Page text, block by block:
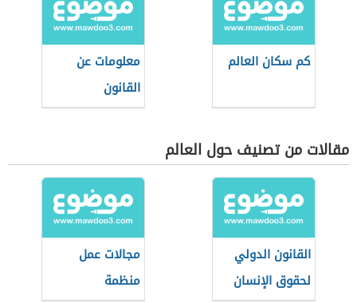
كم سكان العالم
معلومات عن
القانون
مقالات من تصنيف حول العالم
القانون الدولي
لحقوق الإنسان
مجالات عمل
منظمة